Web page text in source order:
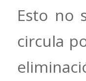
Esto no
circula